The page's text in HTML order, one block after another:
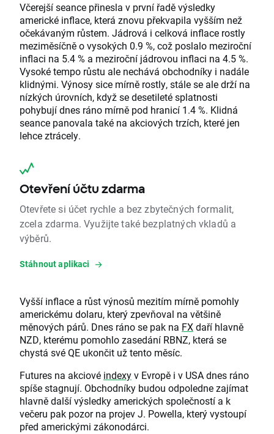
Včerejší seance přinesla v první řadě výsledky
americké inflace, která znovu překvapila vyšším než
očekávaným růstem. Jádrová i celková inflace rostly
meziměsíčně o vysokých 0.9 %, což poslalo meziroční
inflaci na 5.4 % a meziroční jádrovou inflaci na 4.5 %.
Vysoké tempo růstu ale nechává obchodníky i nadále
klidnými. Výnosy sice mírně rostly, stále se ale drží na
nízkých úrovních, když se desetileté splatnosti
pohybují dnes ráno mírně pod hranicí 1.4 %. Klidná
seance panovala také na akciových trzích, které jen
lehce ztrácely.
Otevření účtu zdarma
Otevřete si účet rychle a bez zbytečných formalit,
zcela zdarma. Využijte také bezplatných vkladů a
výběrů.
Stáhnout aplikaci
Vyšší inflace a růst výnosů mezitím mírně pomohly
americkému dolaru, který zpevňoval na většině
měnových párů. Dnes ráno se pak na FXdaří hlavně
NZD, kterému pomohlo zasedání RBNZ, která se
chystá své QE ukončit už tento měsíc.
Futures na akciové indexyv Evropě i v USA dnes ráno
spíše stagnují. Obchodníky budou odpoledne zajímat
hlavně další výsledky amerických společností a k
večeru pak pozor na projev J. Powella, který vystoupí
před americkými zákonodárci.